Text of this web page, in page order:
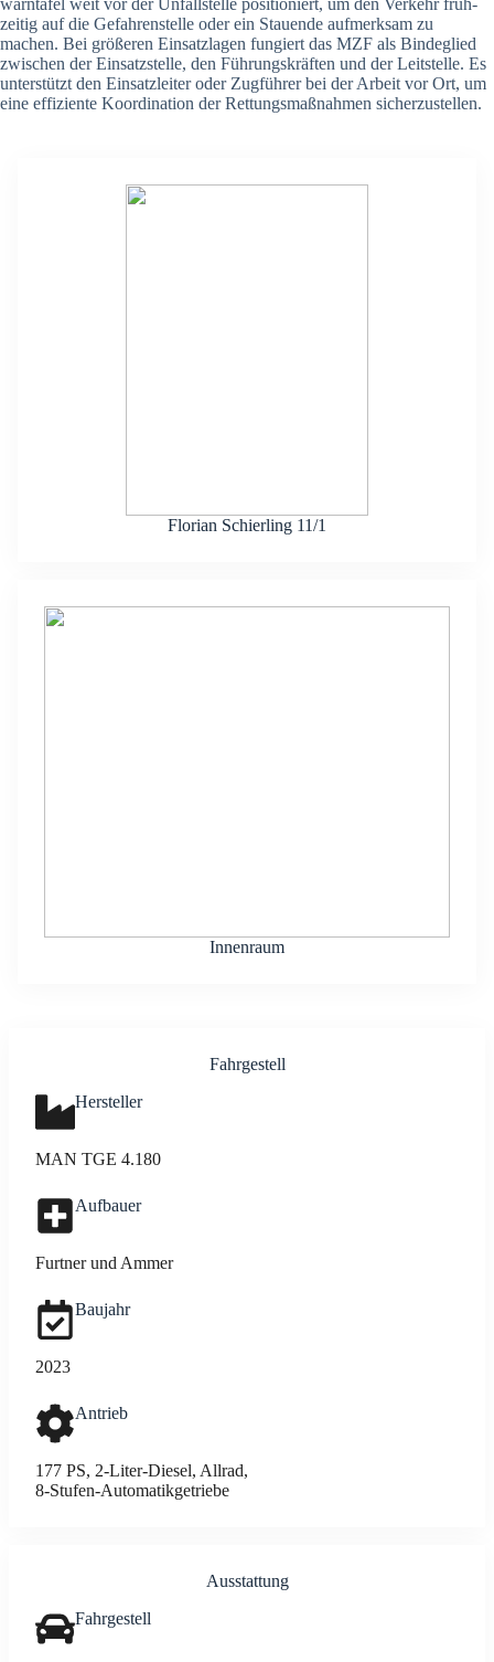
zei­tig auf die Gefah­ren­stel­le oder ein Stau­en­de auf­merk­sam zu
machen. Bei grö­ße­ren Ein­satz­la­gen fun­giert das MZF als Bin­de­glied
zwi­schen der Ein­satz­stel­le, den Füh­rungs­kräf­ten und der Leit­stel­le. Es
unter­stützt den Ein­satz­lei­ter oder Zug­füh­rer bei der Arbeit vor Ort, um
eine effi­zi­en­te Koor­di­na­ti­on der Ret­tungs­maß­nah­men sicher­zu­stel­len.
Flo­ri­an Schier­ling 11/1
Innen­raum
Fahr­ge­stell
Her­stel­ler
MAN TGE 4.180
Auf­bau­er
Furt­ner und Ammer
Bau­jahr
2023
Antrieb
177 PS, 2‑Li­ter-Die­sel, All­rad,
8‑Stu­fen-Auto­ma­ti­k­­ge­trie­be
Aus­stat­tung
Fahr­ge­stell